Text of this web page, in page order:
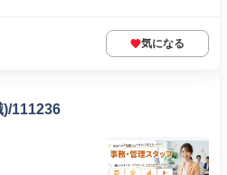
気になる
)/111236